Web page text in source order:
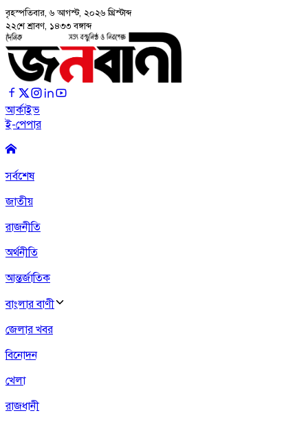
বৃহস্পতিবার, ৬ আগস্ট, ২০২৬ খ্রিস্টাব্দ
২২শে শ্রাবণ, ১৪৩৩ বঙ্গাব্দ
আর্কাইভ
ই-পেপার
সর্বশেষ
জাতীয়
রাজনীতি
অর্থনীতি
আন্তর্জাতিক
বাংলার বাণী
জেলার খবর
বিনোদন
খেলা
রাজধানী